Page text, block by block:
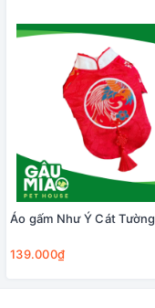
Áo gấm Như Ý Cát Tường
139.000₫